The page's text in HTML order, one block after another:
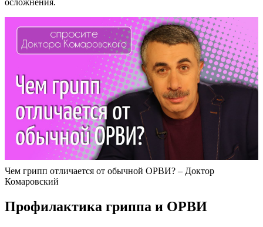
осложнения.
Чем грипп отличается от обычной ОРВИ? – Доктор
Комаровский
Профилактика гриппа и ОРВИ